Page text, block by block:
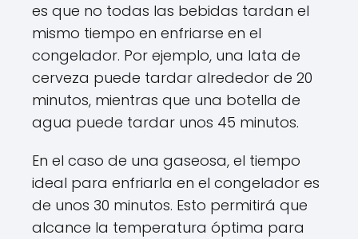
es que no todas las bebidas tardan el
mismo tiempo en enfriarse en el
congelador. Por ejemplo, una lata de
cerveza puede tardar alrededor de 20
minutos, mientras que una botella de
agua puede tardar unos 45 minutos.
En el caso de una gaseosa, el tiempo
ideal para enfriarla en el congelador es
de unos 30 minutos. Esto permitirá que
alcance la temperatura óptima para